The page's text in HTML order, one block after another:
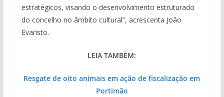
estratégicos, visando o desenvolvimento estruturado
do concelho no âmbito cultural”, acrescenta João
Evaristo.
LEIA TAMBÉM:
Resgate de oito animais em ação de fiscalização em
Portimão